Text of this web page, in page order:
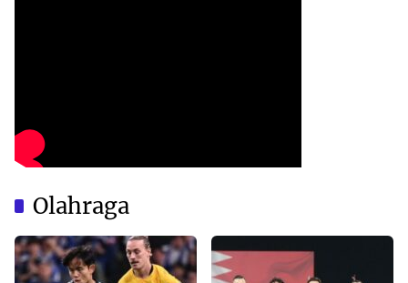
Olahraga